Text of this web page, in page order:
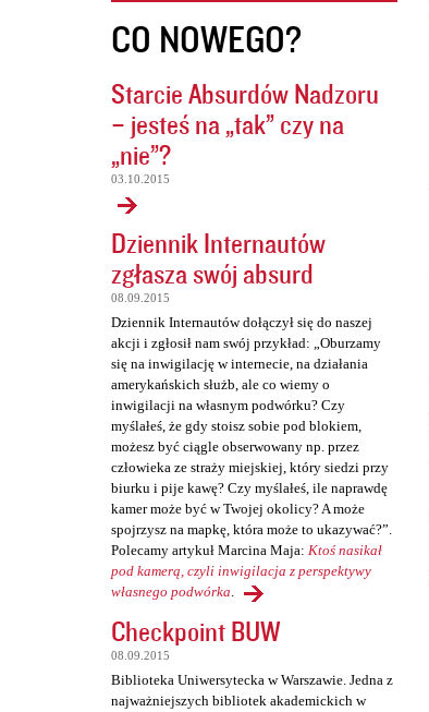
CO NOWEGO?
Starcie Absurdów Nadzoru
– jesteś na „tak” czy na
„nie”?
03.10.2015
Dziennik Internautów
zgłasza swój absurd
08.09.2015
Dziennik Internautów dołączył się do naszej
akcji i zgłosił nam swój przykład: „Oburzamy
się na inwigilację w internecie, na działania
amerykańskich służb, ale co wiemy o
inwigilacji na własnym podwórku? Czy
myślałeś, że gdy stoisz sobie pod blokiem,
możesz być ciągle obserwowany np. przez
człowieka ze straży miejskiej, który siedzi przy
biurku i pije kawę? Czy myślałeś, ile naprawdę
kamer może być w Twojej okolicy? A może
spojrzysz na mapkę, która może to ukazywać?”.
Polecamy artykuł Marcina Maja: Ktoś nasikał
pod kamerą, czyli inwigilacja z perspektywy
własnego podwórka.
Checkpoint BUW
08.09.2015
Biblioteka Uniwersytecka w Warszawie. Jedna z
najważniejszych bibliotek akademickich w